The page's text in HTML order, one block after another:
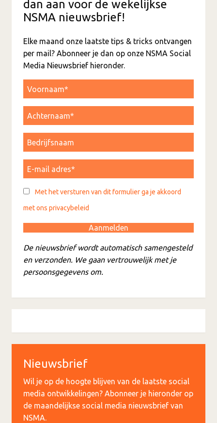
dan aan voor de wekelijkse
NSMA nieuwsbrief!
Elke maand onze laatste tips & tricks ontvangen
per mail? Abonneer je dan op onze NSMA Social
Media Nieuwsbrief hieronder.
Met het versturen van dit formulier ga je akkoord
met ons privacybeleid
De nieuwsbrief wordt automatisch samengesteld
en verzonden. We gaan vertrouwelijk met je
persoonsgegevens om.
Nieuwsbrief
Wil je op de hoogte blijven van de laatste social
media ontwikkelingen? Abonneer je hieronder op
de maandelijkse social media nieuwsbrief van
NSMA.